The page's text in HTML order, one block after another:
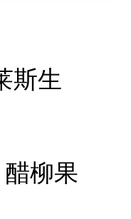
斯生
醋柳果